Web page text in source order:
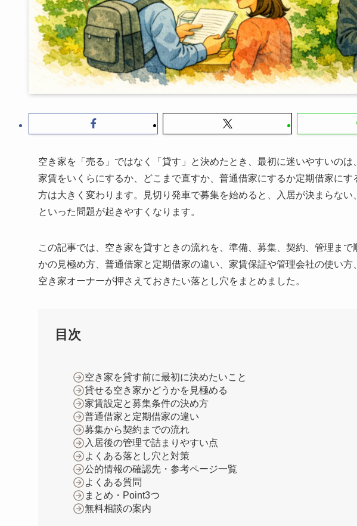
空き家を「売る」ではなく「貸す」と決めたとき、最初に迷いやすいの
家賃をいくらにするか、どこまで直すか、普通借家にするか定期借家に
方は大きく変わります。見切り発車で募集を始めると、入居が決まらな
といった問題が起きやすくなります。
この記事では、空き家を貸すときの流れを、準備、募集、契約、管理ま
かの見極め方、普通借家と定期借家の違い、家賃保証や管理会社の使い
空き家オーナーが押さえておきたい落とし穴をまとめました。
目次
空き家を貸す前に最初に決めたいこと
貸せる空き家かどうかを見極める
家賃設定と募集条件の決め方
普通借家と定期借家の違い
募集から契約までの流れ
入居後の管理で詰まりやすい点
よくある落とし穴と対策
公的情報の確認先・参考ページ一覧
よくある質問
まとめ・Point3つ
無料相談の案内